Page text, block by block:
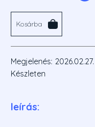
Kosárba
Megjelenés: 2026.02.27.
Készleten
leírás: